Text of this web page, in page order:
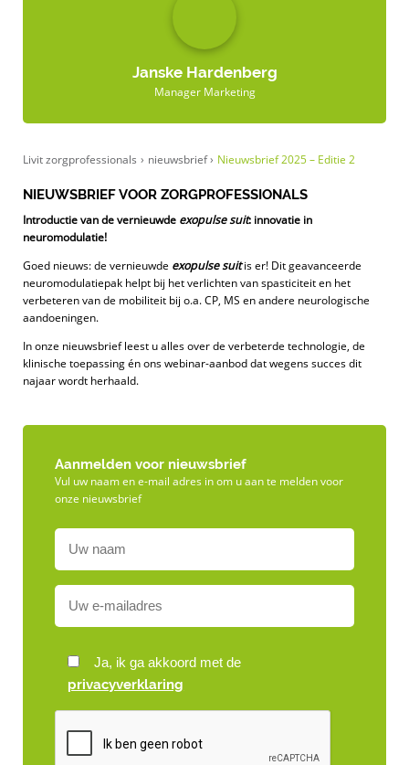
Livit zorgprofessionals › nieuwsbrief › Nieuwsbrief 2025 – Editie 2
NIEUWSBRIEF VOOR ZORGPROFESSIONALS
Introductie van de vernieuwde exopulse suit: innovatie in
neuromodulatie!
Goed nieuws: de vernieuwde exopulse suitis er! Dit geavanceerde
neuromodulatiepak helpt bij het verlichten van spasticiteit en het
verbeteren van de mobiliteit bij o.a. CP, MS en andere neurologische
aandoeningen.
In onze nieuwsbrief leest u alles over de verbeterde technologie, de
klinische toepassing én ons webinar-aanbod dat wegens succes dit
najaar wordt herhaald.
Aanmelden voor nieuwsbrief
Vul uw naam en e-mail adres in om u aan te melden voor
onze nieuwsbrief
Ja, ik ga akkoord met de
privacyverklaring
Janske Hardenberg
Manager Marketing